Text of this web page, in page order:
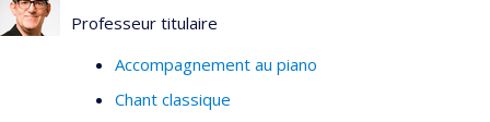
Professeur titulaire
Accompagnement au piano
Chant classique